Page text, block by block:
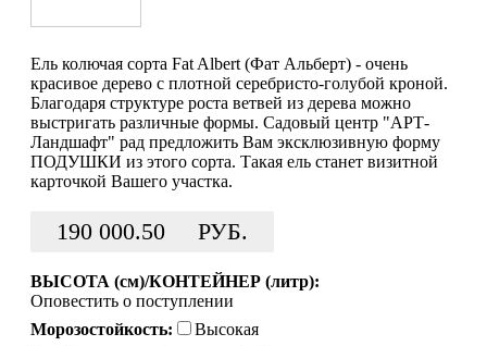
Ель колючая сорта Fat Albert (Фат Альберт) - очень
красивое дерево с плотной серебристо-голубой кроной.
Благодаря структуре роста ветвей из дерева можно
выстригать различные формы. Садовый центр "АРТ-
Ландшафт" рад предложить Вам эксклюзивную форму
ПОДУШКИ из этого сорта. Такая ель станет визитной
карточкой Вашего участка.
190 000.50 РУБ.
ВЫСОТА (см)/КОНТЕЙНЕР (литр):
Оповестить о поступлении
Морозостойкость:
Высокая